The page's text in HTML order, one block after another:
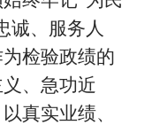
诚、服务人
检验政绩的
、急功近
真实业绩、